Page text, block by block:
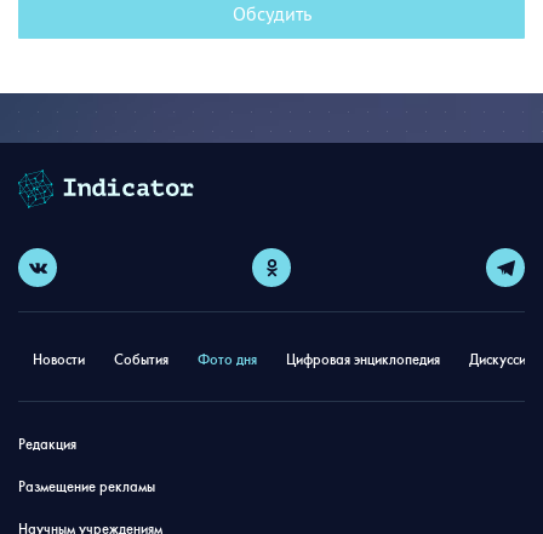
Обсудить
Новости События Фото дня Цифровая энциклопедия
Редакция
Размещение рекламы
Научным учреждениям